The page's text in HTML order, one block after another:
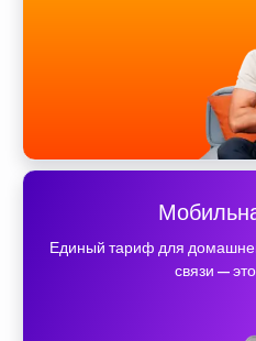
Единый тариф для
связи —